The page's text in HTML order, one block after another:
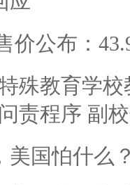
价公布：
殊教育学
责程序 副
美国怕什么